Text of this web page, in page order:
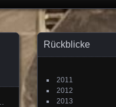
Rückblicke
2011
2012
2013